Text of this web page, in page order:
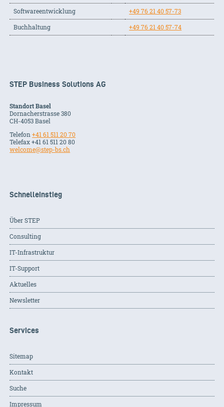
Softwareentwicklung
+49 76 21 40 57-73
Buchhaltung
+49 76 21 40 57-74
STEP Business Solutions AG
Standort Basel
Dornacherstrasse 380
CH-4053Basel
Telefon+41 61 511 20 70
Telefax +41 61 511 20 80
welcome@step-bs.ch
Schnelleinstieg
Über STEP
Consulting
IT-Infrastruktur
IT-Support
Aktuelles
Newsletter
Services
Sitemap
Kontakt
Suche
Impressum